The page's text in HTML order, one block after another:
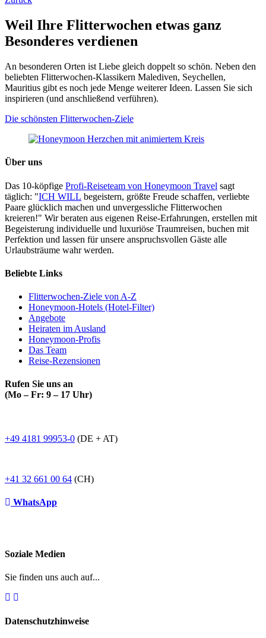
Weil Ihre Flitterwochen etwas ganz
Besonderes verdienen
An besonderen Orten ist Liebe gleich doppelt so schön. Neben den
beliebten Flitterwochen-Klassikern Malediven, Seychellen,
Mauritius gibt es noch jede Menge weiterer Ideen. Lassen Sie sich
inspirieren (und anschließend verführen).
Die schönsten Flitterwochen-Ziele
Über uns
Das 10-köpfige Profi-Reiseteam von Honeymoon Travel sagt
täglich: "ICH WILL begeistern, größte Freude schaffen, verliebte
Paare glücklich machen und unvergessliche Flitterwochen
kreieren!" Wir beraten aus eigenen Reise-Erfahrungen, erstellen mit
Begeisterung individuelle und luxuriöse Traumreisen, buchen mit
Perfektion und lassen für unsere anspruchsvollen Gäste alle
Urlaubsträume wahr werden.
Beliebte Links
Flitterwochen-Ziele von A-Z
Honeymoon-Hotels (Hotel-Filter)
Angebote
Heiraten im Ausland
Honeymoon-Profis
Das Team
Reise-Rezensionen
Rufen Sie uns an
(Mo – Fr: 9 – 17 Uhr)
+49 4181 99953-0 (DE + AT)
+41 32 661 00 64 (CH)
WhatsApp
Soziale Medien
Sie finden uns auch auf...
Datenschutzhinweise